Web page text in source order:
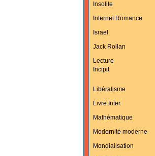
Insolite
Internet Romance
Israel
Jack Rollan
Lecture
Incipit
Libéralisme
Livre Inter
Mathématique
Modernité moderne
Mondialisation